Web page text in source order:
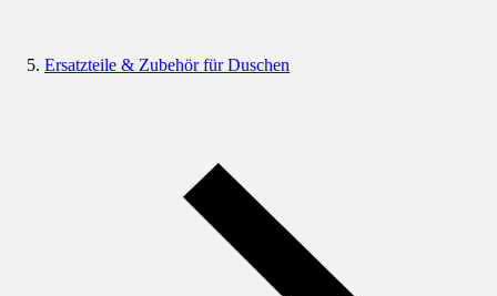
Ersatzteile & Zubehör für Duschen